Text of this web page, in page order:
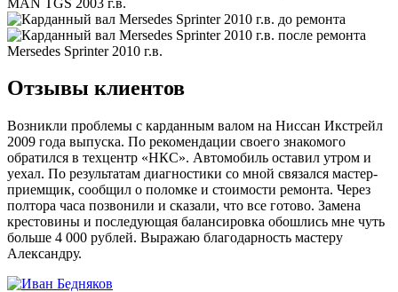
Mersedes Sprinter 2010 г.в.
Отзывы клиентов
Возникли проблемы с карданным валом на Ниссан Икстрейл
2009 года выпуска. По рекомендации своего знакомого
обратился в техцентр «НКС». Автомобиль оставил утром и
уехал. По результатам диагностики со мной связался мастер-
приемщик, сообщил о поломке и стоимости ремонта. Через
полтора часа позвонили и сказали, что все готово. Замена
крестовины и последующая балансировка обошлись мне чуть
больше 4 000 рублей. Выражаю благодарность мастеру
Александру.